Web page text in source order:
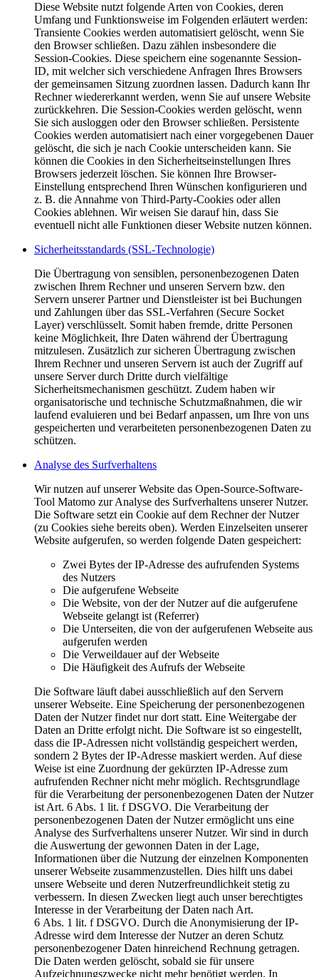
Diese Website nutzt folgende Arten von Cookies, deren
Umfang und Funktionsweise im Folgenden erläutert werden:
Transiente Cookies werden automatisiert gelöscht, wenn Sie
den Browser schließen. Dazu zählen insbesondere die
Session-Cookies. Diese speichern eine sogenannte Session-
ID, mit welcher sich verschiedene Anfragen Ihres Browsers
der gemeinsamen Sitzung zuordnen lassen. Dadurch kann Ihr
Rechner wiedererkannt werden, wenn Sie auf unsere Website
zurückkehren. Die Session-Cookies werden gelöscht, wenn
Sie sich ausloggen oder den Browser schließen. Persistente
Cookies werden automatisiert nach einer vorgegebenen Dauer
gelöscht, die sich je nach Cookie unterscheiden kann. Sie
können die Cookies in den Sicherheitseinstellungen Ihres
Browsers jederzeit löschen. Sie können Ihre Browser-
Einstellung entsprechend Ihren Wünschen konfigurieren und
z. B. die Annahme von Third-Party-Cookies oder allen
Cookies ablehnen. Wir weisen Sie darauf hin, dass Sie
eventuell nicht alle Funktionen dieser Website nutzen können.
Sicherheitsstandards (SSL-Technologie)
Die Übertragung von sensiblen, personenbezogenen Daten
zwischen Ihrem Rechner und unseren Servern bzw. den
Servern unserer Partner und Dienstleister ist bei Buchungen
und Zahlungen über das SSL-Verfahren (Secure Socket
Layer) verschlüsselt. Somit haben fremde, dritte Personen
keine Möglichkeit, Ihre Daten während der Übertragung
mitzulesen. Zusätzlich zur sicheren Übertragung zwischen
Ihrem Rechner und unseren Servern ist auch der Zugriff auf
unsere Server durch Dritte durch vielfältige
Sicherheitsmechanismen geschützt. Zudem haben wir
organisatorische und technische Schutzmaßnahmen, die wir
laufend evaluieren und bei Bedarf anpassen, um Ihre von uns
gespeicherten und verarbeiteten personenbezogenen Daten zu
schützen.
Analyse des Surfverhaltens
Wir nutzen auf unserer Website das Open-Source-Software-
Tool Matomo zur Analyse des Surfverhaltens unserer Nutzer.
Die Software setzt ein Cookie auf dem Rechner der Nutzer
(zu Cookies siehe bereits oben). Werden Einzelseiten unserer
Website aufgerufen, so werden folgende Daten gespeichert:
Zwei Bytes der IP-Adresse des aufrufenden Systems
des Nutzers
Die aufgerufene Webseite
Die Website, von der der Nutzer auf die aufgerufene
Webseite gelangt ist (Referrer)
Die Unterseiten, die von der aufgerufenen Webseite aus
aufgerufen werden
Die Verweildauer auf der Webseite
Die Häufigkeit des Aufrufs der Webseite
Die Software läuft dabei ausschließlich auf den Servern
unserer Webseite. Eine Speicherung der personenbezogenen
Daten der Nutzer findet nur dort statt. Eine Weitergabe der
Daten an Dritte erfolgt nicht. Die Software ist so eingestellt,
dass die IP-Adressen nicht vollständig gespeichert werden,
sondern 2 Bytes der IP-Adresse maskiert werden. Auf diese
Weise ist eine Zuordnung der gekürzten IP-Adresse zum
aufrufenden Rechner nicht mehr möglich. Rechtsgrundlage
für die Verarbeitung der personenbezogenen Daten der Nutzer
ist Art. 6 Abs. 1 lit. f DSGVO. Die Verarbeitung der
personenbezogenen Daten der Nutzer ermöglicht uns eine
Analyse des Surfverhaltens unserer Nutzer. Wir sind in durch
die Auswertung der gewonnen Daten in der Lage,
Informationen über die Nutzung der einzelnen Komponenten
unserer Webseite zusammenzustellen. Dies hilft uns dabei
unsere Webseite und deren Nutzerfreundlichkeit stetig zu
verbessern. In diesen Zwecken liegt auch unser berechtigtes
Interesse in der Verarbeitung der Daten nach Art.
6 Abs. 1 lit. f DSGVO. Durch die Anonymisierung der IP-
Adresse wird dem Interesse der Nutzer an deren Schutz
personenbezogener Daten hinreichend Rechnung getragen.
Die Daten werden gelöscht, sobald sie für unsere
Aufzeichnungszwecke nicht mehr benötigt werden. In